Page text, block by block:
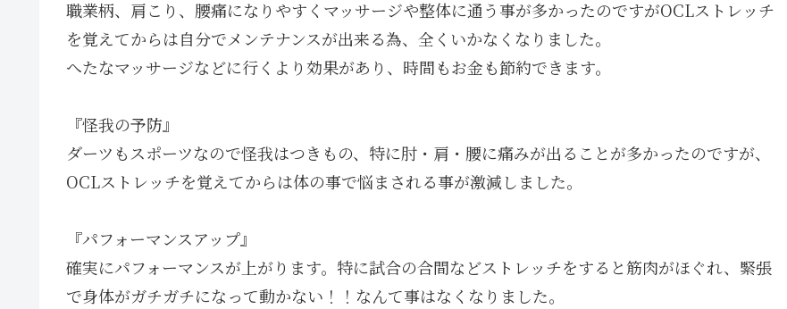
職業柄、肩こり、腰痛になりやすくマッサージや整体に通う事が多かったのですがOCLストレッチ
を覚えてからは自分でメンテナンスが出来る為、全くいかなくなりました。
へたなマッサージなどに行くより効果があり、時間もお金も節約できます。
『怪我の予防』
ダーツもスポーツなので怪我はつきもの、特に肘・肩・腰に痛みが出ることが多かったのですが、
OCLストレッチを覚えてからは体の事で悩まされる事が激減しました。
『パフォーマンスアップ』
確実にパフォーマンスが上がります。特に試合の合間などストレッチをすると筋肉がほぐれ、緊張
で身体がガチガチになって動かない！！なんて事はなくなりました。